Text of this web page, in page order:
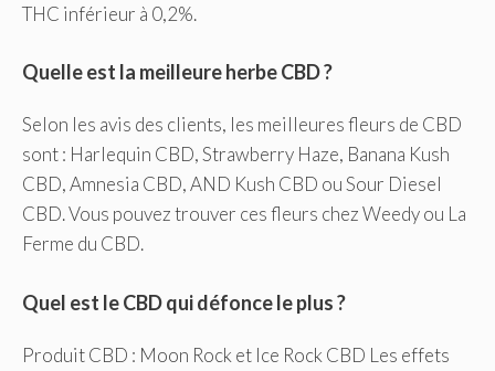
THC inférieur à 0,2%.
Quelle est la meilleure herbe CBD ?
Selon les avis des clients, les meilleures fleurs de CBD
sont : Harlequin CBD, Strawberry Haze, Banana Kush
CBD, Amnesia CBD, AND Kush CBD ou Sour Diesel
CBD. Vous pouvez trouver ces fleurs chez Weedy ou La
Ferme du CBD.
Quel est le CBD qui défonce le plus ?
Produit CBD : Moon Rock et Ice Rock CBD Les effets